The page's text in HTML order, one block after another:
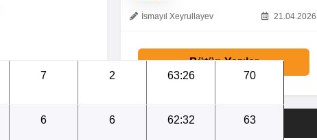
7 2 63:26 70
6 6 62:32 63
İsmayıl Xeyrullayev 21.04.2026
Bütün Yazılar
SON XƏBƏRLƏR